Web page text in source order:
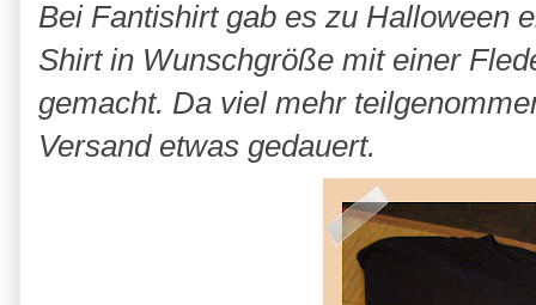
Bei Fantishirt gab es zu Halloween
Shirt in Wunschgröße mit einer
gemacht. Da viel mehr
Versand etwas gedauert.